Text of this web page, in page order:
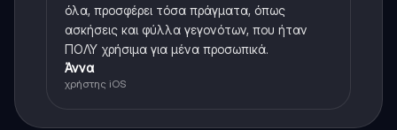
όλα, προσφέρει τόσα πράγματα, όπως
ασκήσεις και φύλλα γεγονότων, που ήταν
ΠΟΛΥ χρήσιμα για μένα προσωπικά.
Άννα
χρήστης iOS